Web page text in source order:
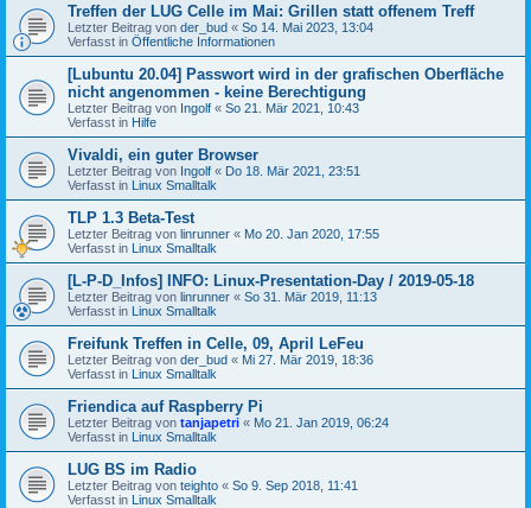
Treffen der LUG Celle im Mai: Grillen statt offenem Treff
Letzter Beitrag von der_bud « So 14. Mai 2023, 13:04
Verfasst in Öffentliche Informationen
[Lubuntu 20.04] Passwort wird in der grafischen Oberfläche
nicht angenommen - keine Berechtigung
Letzter Beitrag von Ingolf « So 21. Mär 2021, 10:43
Verfasst in Hilfe
Vivaldi, ein guter Browser
Letzter Beitrag von Ingolf « Do 18. Mär 2021, 23:51
Verfasst in Linux Smalltalk
TLP 1.3 Beta-Test
Letzter Beitrag von linrunner « Mo 20. Jan 2020, 17:55
Verfasst in Linux Smalltalk
[L-P-D_Infos] INFO: Linux-Presentation-Day / 2019-05-18
Letzter Beitrag von linrunner « So 31. Mär 2019, 11:13
Verfasst in Linux Smalltalk
Freifunk Treffen in Celle, 09, April LeFeu
Letzter Beitrag von der_bud « Mi 27. Mär 2019, 18:36
Verfasst in Linux Smalltalk
Friendica auf Raspberry Pi
Letzter Beitrag von tanjapetri « Mo 21. Jan 2019, 06:24
Verfasst in Linux Smalltalk
LUG BS im Radio
Letzter Beitrag von teighto « So 9. Sep 2018, 11:41
Verfasst in Linux Smalltalk